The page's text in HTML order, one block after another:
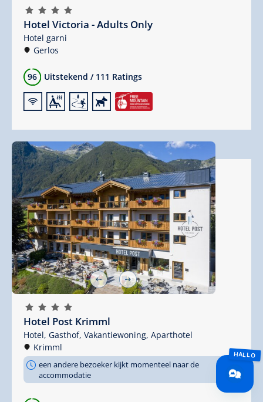
🞙 🞙 🞙 🞙
Hotel Victoria - Adults Only
Hotel garni
Gerlos
96 Uitstekend / 111 Ratings
🜉🗔🞷🔮
🞙 🞙 🞙 🞙
Hotel Post Krimml
Hotel, Gasthof, Vakantiewoning, Aparthotel
Krimml
een andere bezoeker kijkt momenteel naar de
accommodatie